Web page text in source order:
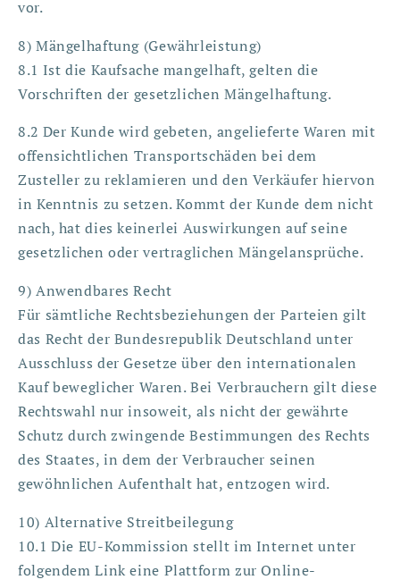
vor.
8) Mängelhaftung (Gewährleistung)
8.1 Ist die Kaufsache mangelhaft, gelten die
Vorschriften der gesetzlichen Mängelhaftung.
8.2 Der Kunde wird gebeten, angelieferte Waren mit
offensichtlichen Transportschäden bei dem
Zusteller zu reklamieren und den Verkäufer hiervon
in Kenntnis zu setzen. Kommt der Kunde dem nicht
nach, hat dies keinerlei Auswirkungen auf seine
gesetzlichen oder vertraglichen Mängelansprüche.
9) Anwendbares Recht
Für sämtliche Rechtsbeziehungen der Parteien gilt
das Recht der Bundesrepublik Deutschland unter
Ausschluss der Gesetze über den internationalen
Kauf beweglicher Waren. Bei Verbrauchern gilt diese
Rechtswahl nur insoweit, als nicht der gewährte
Schutz durch zwingende Bestimmungen des Rechts
des Staates, in dem der Verbraucher seinen
gewöhnlichen Aufenthalt hat, entzogen wird.
10) Alternative Streitbeilegung
10.1 Die EU-Kommission stellt im Internet unter
folgendem Link eine Plattform zur Online-